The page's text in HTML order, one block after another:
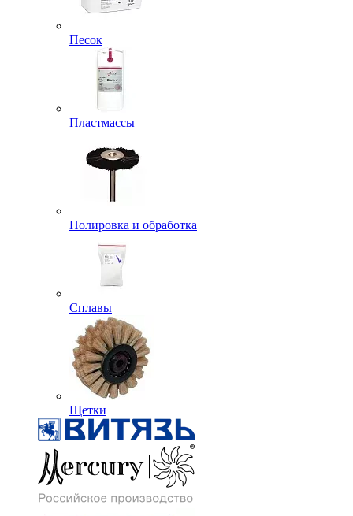
Песок
Пластмассы
Полировка и обработка
Сплавы
Щетки